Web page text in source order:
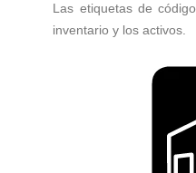
Las etiquetas de
inventario y los activos.